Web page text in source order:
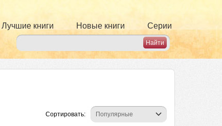
Лучшие книги Новые книги Серии
Сортировать: